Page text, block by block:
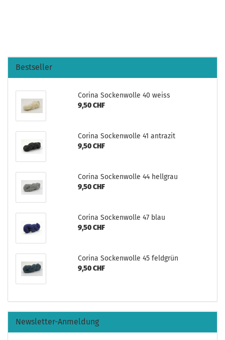
Bestseller
Corina Sockenwolle 40 weiss
9,50 CHF
Corina Sockenwolle 41 antrazit
9,50 CHF
Corina Sockenwolle 44 hellgrau
9,50 CHF
Corina Sockenwolle 47 blau
9,50 CHF
Corina Sockenwolle 45 feldgrün
9,50 CHF
Newsletter-Anmeldung